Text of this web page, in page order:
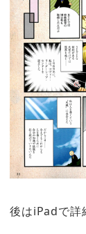
後はiPadで詳